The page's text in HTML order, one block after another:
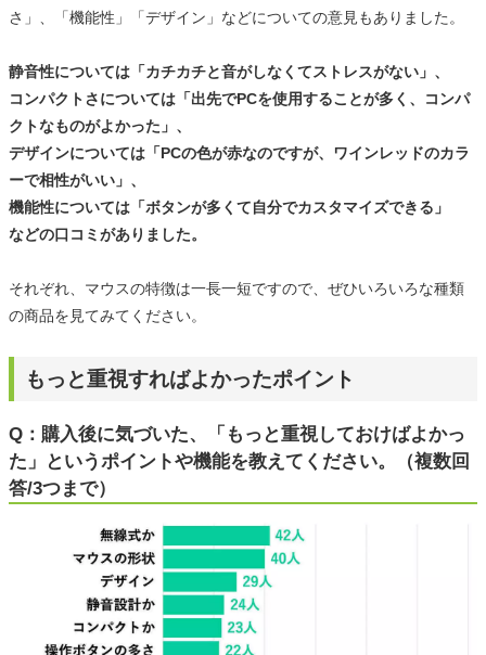
さ」、「機能性」「デザイン」などについての意見もありました。
静音性については「カチカチと音がしなくてストレスがない」、
コンパクトさについては「出先でPCを使用することが多く、コンパ
クトなものがよかった」、
デザインについては「PCの色が赤なのですが、ワインレッドのカラ
ーで相性がいい」、
機能性については「ボタンが多くて自分でカスタマイズできる」
などの口コミがありました。
それぞれ、マウスの特徴は一長一短ですので、ぜひいろいろな種類
の商品を見てみてください。
もっと重視すればよかったポイント
Q：購入後に気づいた、「もっと重視しておけばよかっ
た」というポイントや機能を教えてください。（複数回
答/3つまで）